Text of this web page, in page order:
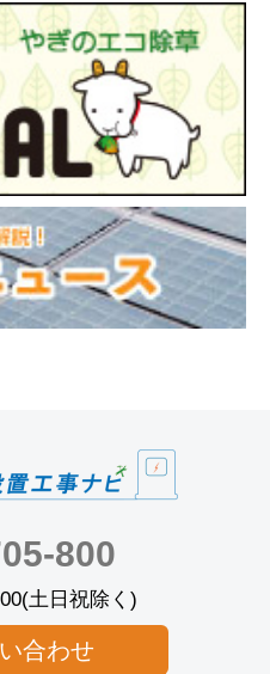
800
土日祝除く)
合わせ